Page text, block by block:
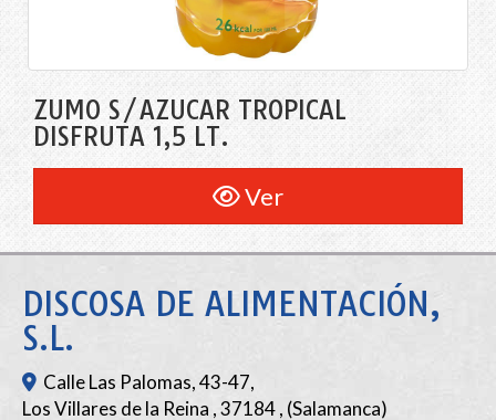
ZUMO S/AZÚCAR TROPICAL
DISFRUTA 1,5 LT.
Ver
DISCOSA DE ALIMENTACIÓN,
S.L.
Calle Las Palomas, 43-47,
Los Villares de la Reina ,37184, (Salamanca)